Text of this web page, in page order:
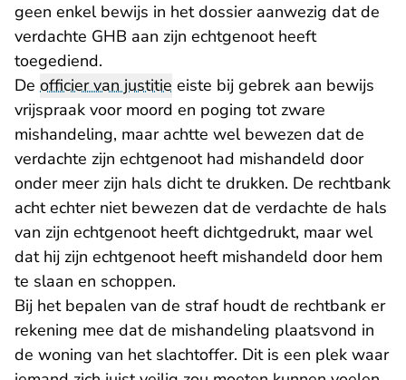
geen enkel bewijs in het dossier aanwezig dat de
verdachte GHB aan zijn echtgenoot heeft
toegediend.
De officier van justitie eiste bij gebrek aan bewijs
vrijspraak voor moord en poging tot zware
mishandeling, maar achtte wel bewezen dat de
verdachte zijn echtgenoot had mishandeld door
onder meer zijn hals dicht te drukken. De rechtbank
acht echter niet bewezen dat de verdachte de hals
van zijn echtgenoot heeft dichtgedrukt, maar wel
dat hij zijn echtgenoot heeft mishandeld door hem
te slaan en schoppen.
Bij het bepalen van de straf houdt de rechtbank er
rekening mee dat de mishandeling plaatsvond in
de woning van het slachtoffer. Dit is een plek waar